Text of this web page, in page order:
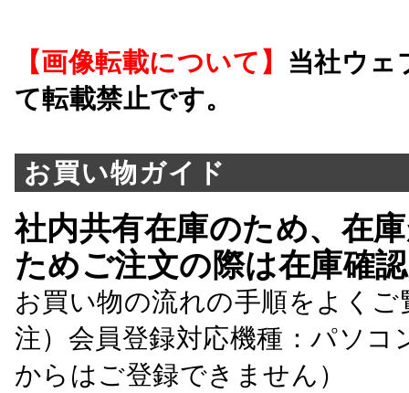
【画像転載について】 当社ウェ
て転載禁止です。
お買い物ガイド
社内共有在庫のため、在
ためご注文の際は在庫確
お買い物の流れの手順をよくご
注）会員登録対応機種：パソ
からはご登録できません）